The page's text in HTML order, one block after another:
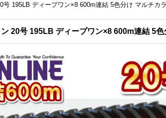
号 195LB ディープワン×8 600m連結 5色分け マルチカ
20号 195LB ディープワン×8 600m連結 5